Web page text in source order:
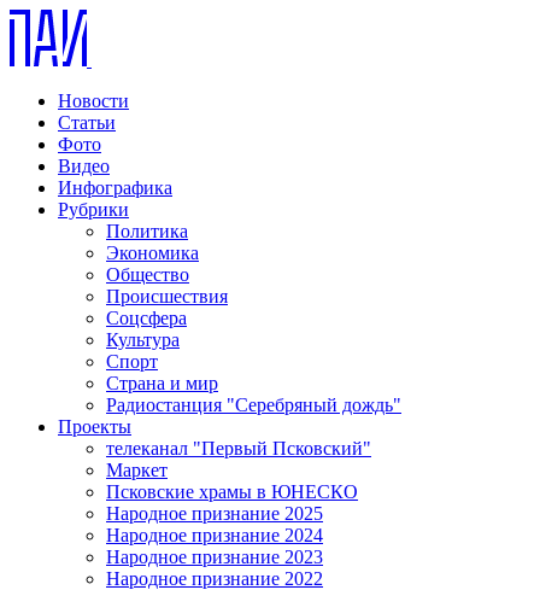
Новости
Статьи
Фото
Видео
Инфографика
Рубрики
Политика
Экономика
Общество
Происшествия
Соцсфера
Культура
Спорт
Страна и мир
Радиостанция "Серебряный дождь"
Проекты
телеканал "Первый Псковский"
Маркет
Псковские храмы в ЮНЕСКО
Народное признание 2025
Народное признание 2024
Народное признание 2023
Народное признание 2022